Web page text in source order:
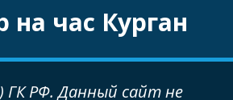
на час Курган